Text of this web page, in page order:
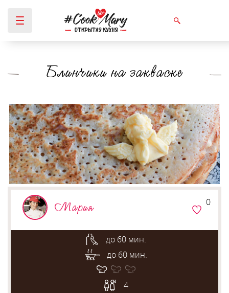
Вы здесьБлинчики на закваске
Мария
до 60 мин.
до 60 мин.
4
0